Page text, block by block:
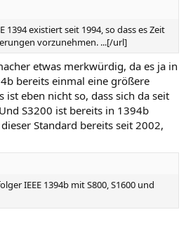
1394 existiert seit 1994, so dass es Zeit
vorzunehmen. ...[/url]
etwas merkwürdig, da es ja in
bereits einmal eine größere
ist eben nicht so, dass sich da seit
S3200 ist bereits in 1394b
Standard bereits seit 2002,
IEEE 1394b mit S800, S1600 und